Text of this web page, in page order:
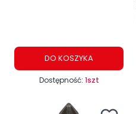
DO KOSZYKA
Dostępność: 1szt